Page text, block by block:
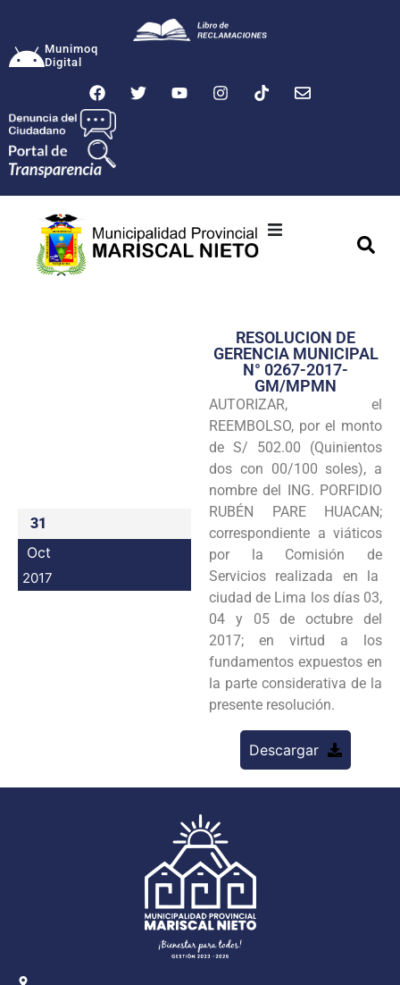
Munimoq
Digital
Transparencia
Seguridad
Programas
Intranet
31
Oct
2017
RESOLUCION DE
GERENCIA MUNICIPAL
N° 0267-2017-
GM/MPMN
AUTORIZAR, el
REEMBOLSO, por el monto
de S/ 502.00 (Quinientos
dos con 00/100 soles), a
nombre del ING. PORFIDIO
RUBÉN PARE HUACAN;
correspondiente a viáticos
por la Comisión de
Servicios realizada en la
ciudad de Lima los días 03,
04 y 05 de octubre del
2017; en virtud a los
fundamentos expuestos en
la parte considerativa de la
presente resolución.
Descargar